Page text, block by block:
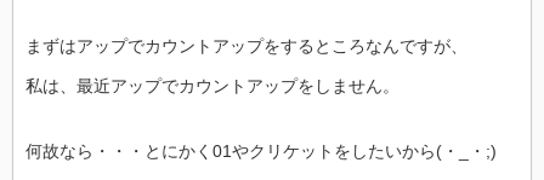
まずはアップでカウントアップをするところなんですが、
私は、最近アップでカウントアップをしません。
何故なら・・・とにかく01やクリケットをしたいから(・_・;)